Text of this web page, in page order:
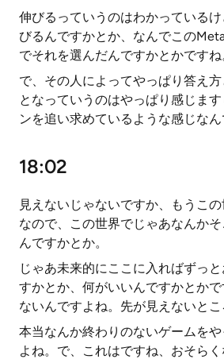
伸びるっていうのはわかっている
びるんですかとか、なんでこの
でそれを選んだんですかとかですね
で、その人によってやっぱり答え
となっていうのはやっぱり感じま
ンを追い求めているような感じなん
18:02
見えないじゃないですか、もうこの
なので、この世界でじゃあなんか
んですかとか。
じゃあ未来的にここに入ればずっ
すかとか、何がいいんですかとか
ないんですよね。先が見えないとこ
本当なんか終わりのないゲームを
よね。で、これはですね、おそら